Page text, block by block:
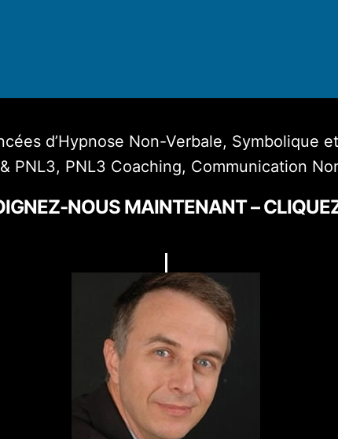
d’Hypnose Non-Verbale, Symbolique
PNL3, PNL3 Coaching, Communication
NOUS MAINTENANT –